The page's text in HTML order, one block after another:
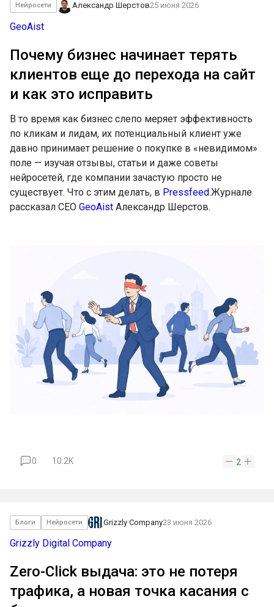
Нейросети Александр Шерстов25 июня 2026
GeoAist
Почему бизнес начинает терять
клиентов еще до перехода на сайт
и как это исправить
В то время как бизнес слепо меряет эффективность
по кликам и лидам, их потенциальный клиент уже
давно принимает решение о покупке в «невидимом»
поле — изучая отзывы, статьи и даже советы
нейросетей, где компании зачастую просто не
существует. Что с этим делать, в Pressfeed.Журнале
рассказал СЕО GeoAist Александр Шерстов.
0 10.2K 2
Блоги Нейросети Grizzly Company23 июня 2026
Grizzly Digital Company
Zero-Click выдача: это не потеря
трафика, а новая точка касания с